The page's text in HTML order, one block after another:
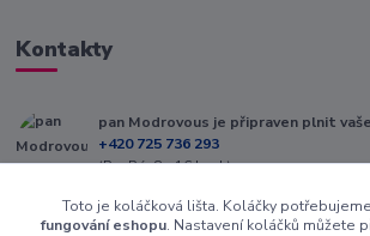
Kontakty
pan Modrovous je připraven plnit
+420 725 736 293
(Po-Pá, 8 - 16 hod.)
info@modrovous.cz
Toto je koláčková lišta. Koláčky
fungování eshopu. Nastavení koláčků můžete